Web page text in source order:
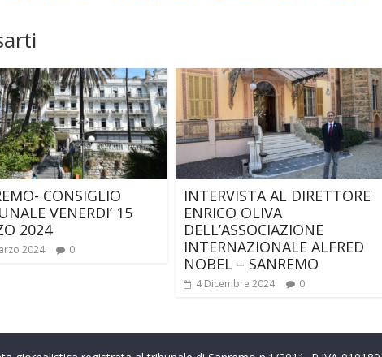
CONSIGLIO
VENERDI’ 15
2024
2024 0
INTERVISTA AL DIRETTORE
ENRICO OLIVA
DELL’ASSOCIAZIONE
INTERNAZIONALE ALFRED
NOBEL – SANREMO
4 Dicembre 2024 0